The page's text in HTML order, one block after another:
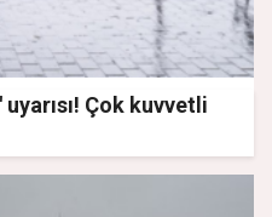
Çok kuvvetli